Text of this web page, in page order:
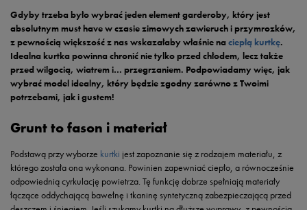
Gdyby trzeba było wybrać jeden element garderoby, który jest
absolutnym must have w czasie zimowych zawieruch i przymrozków,
z pewnością większość z nas wskazałaby właśnie na ciepłą kurtkę.
Idealna kurtka powinna chronić nie tylko przed chłodem, lecz także
przed wilgocią, wiatrem i… przegrzaniem. Podpowiadamy więc, jak
wybrać model idealny, który będzie zgodny zarówno z Twoimi
potrzebami, jak i gustem!
Grunt to fason i materiał
Podstawą przy wyborze kurtki jest zapoznanie się z rodzajem materiału, z
którego została ona wykonana. Powinien zapewniać ciepło, a równocześnie
odpowiednią cyrkulację powietrza. Tę funkcję dobrze spełniają materiały
łączące oddychającą bawełnę i tkaninę syntetyczną zabezpieczającą przed